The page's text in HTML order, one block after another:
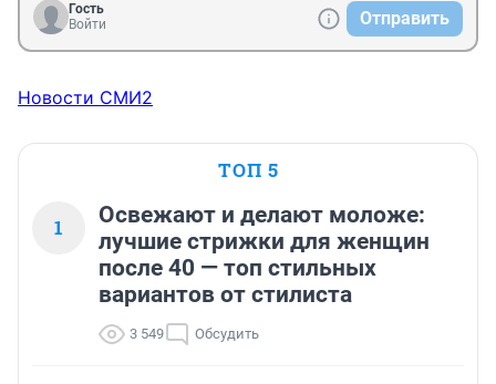
Гость
Войти
Отправить
Новости СМИ2
ТОП 5
1
Освежают и делают моложе:
лучшие стрижки для женщин
после 40 — топ стильных
вариантов от стилиста
3 549 Обсудить